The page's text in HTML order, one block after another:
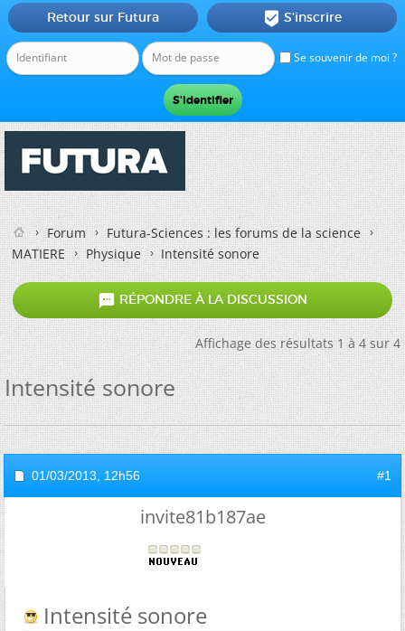
Se souvenir de moi ?
Retour sur Futura  S'inscrire
Forum
Futura-Sciences : les forums de la science
MATIERE
Physique Intensité sonore
 RÉPONDRE À LA DISCUSSION
Affichage des résultats 1 à 4 sur 4
Intensité sonore
01/03/2013, 12h56 #1
invite81b187ae
Intensité sonore